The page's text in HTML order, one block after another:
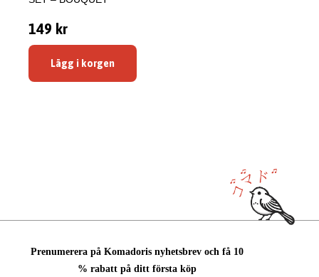
149 kr
Lägg i korgen
Prenumerera på Komadoris nyhetsbrev och få 10
% rabatt på ditt första köp